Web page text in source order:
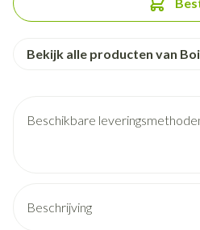
Bekijk alle producten van
Beschikbare
Beschrijving